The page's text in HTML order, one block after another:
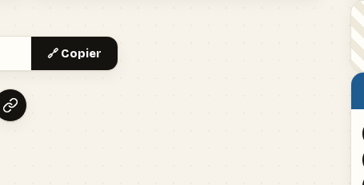
🔗 Copier